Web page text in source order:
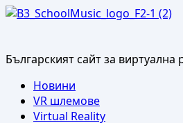
Skip
Българският сайт за виртуална
Primary
Menu
Новини
VR шлемове
Virtual Reality